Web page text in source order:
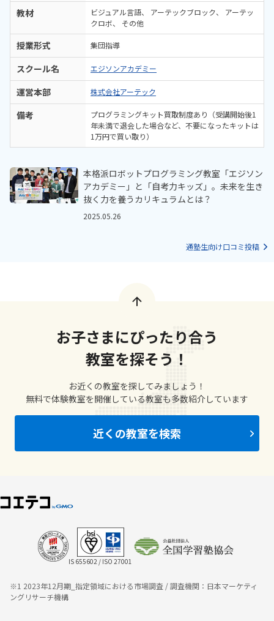
教材 ビジュアル言語 アーテックブロック
アーテッ
クロボ
その他
授業形式 集団指導
スクール名 エジソンアカデミー
運営本部 株式会社アーテック
備考
プログラミングキット買取制度あり（受講開始後1
年未満で退会した場合など、不要になったキットは
1万円で買い取り）
本格派ロボットプログラミング教室「エジソン
アカデミー」と「自考力キッズ」。未来を生き
抜く力を養うカリキュラムとは？
2025.05.26
通塾生向け口コミ投稿
お子さまにぴったり合う
教室を探そう！
お近くの教室を探してみましょう！
無料で体験教室を開催している教室も多数紹介しています
近くの教室を検索
IS 655602 / ISO 27001
※1 2023年12月期_指定領域における市場調査 / 調査機関：日本マーケティ
ングリサーチ機構